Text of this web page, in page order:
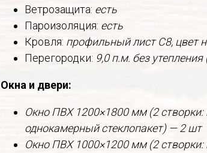
Ветрозащита: есть
Пароизоляция: есть
Кровля: профильный лист С8, цвет
Перегородки: 9,0 п.м. без
Окна и двери:
Окно ПВХ 1200×1800 мм (2 створки:
однокамерный стеклопакет) — 2 шт
Окно ПВХ 1000×1200 мм (2 створки: